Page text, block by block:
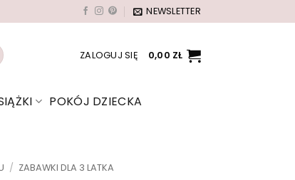
NEWSLETTER
ZALOGUJ SIĘ 0,00 ZŁ
POKÓJ DZIECKA
/ ZABAWKI DLA 3 LATKA